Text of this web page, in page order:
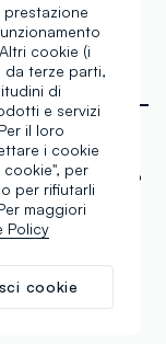
testato
cookie (i
da terze parti,
di
e servizi
il loro
i cookie
per
per rifiutarli
maggiori
Policy
cookie